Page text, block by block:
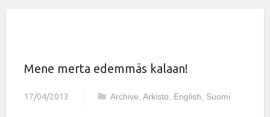
Mene merta edemmäs kalaan!
17/04/2013 Archive Arkisto English Suomi